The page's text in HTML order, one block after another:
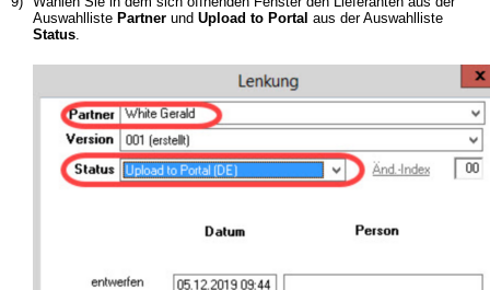
Auswahlliste Partner und Upload to Portal aus der Auswahlliste
Status.